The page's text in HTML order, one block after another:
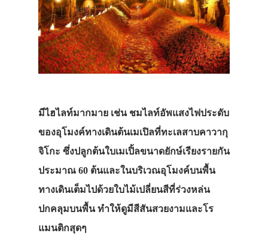
มีไฮไลท์มากมาย เช่น ชมไลท์อัพแสงไฟประดับ
ของอุโมงค์ทางเดินต้นเมเปิลที่ทะเลสาบคาวากุ
จิโกะ ซึ่งปลูกต้นใบเมเปิ้ลขนาดยักษ์เรียงรายกัน
ประมาณ 60 ต้นและในบริเวณอุโมงค์บนพื้น
ทางเดินเต็มไปด้วยใบไม้เปลี่ยนสีที่ร่วงหล่น
ปกคลุมบนพื้น ทำให้ดูมีสีสันสวยงามและโร
แมนติกสุดๆ